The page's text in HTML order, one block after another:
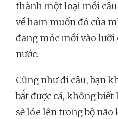
thành một loại mồi
về ham muốn đó của
đang móc mồi vào lưỡi
nước.
Cũng như đi câu, bạn
bắt được cá, không
sẽ lóe lên trong bộ